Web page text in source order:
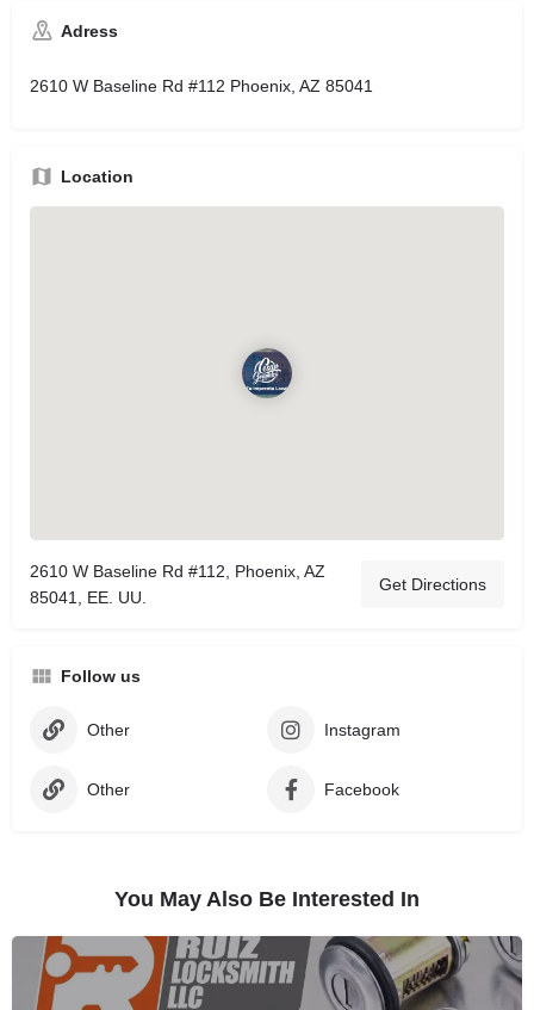
Adress
2610 W Baseline Rd #112 Phoenix, AZ 85041
Location
2610 W Baseline Rd #112, Phoenix, AZ
85041, EE. UU.
Get Directions
Follow us
Other Instagram
Other Facebook
You May Also Be Interested In